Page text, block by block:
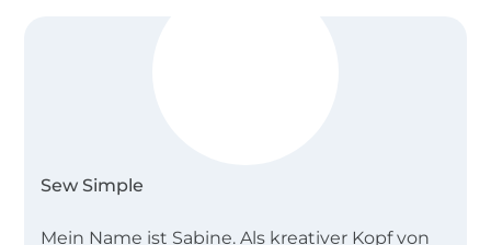
Sew Simple
Mein Name ist Sabine. Als kreativer Kopf von